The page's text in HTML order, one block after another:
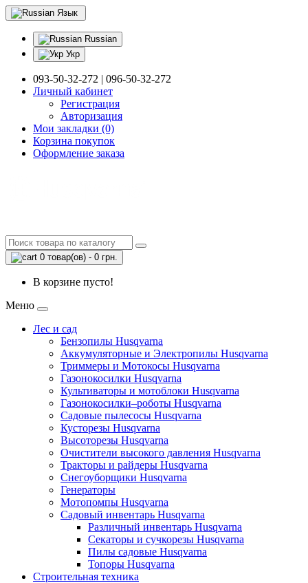
Язык
Russian
Укр
093-50-32-272 | 096-50-32-272
Личный кабинет
Регистрация
Авторизация
Мои закладки (0)
Корзина покупок
Оформление заказа
0 товар(ов) - 0 грн.
В корзине пусто!
Меню
Лес и сад
Бензопилы Husqvarna
Аккумуляторные и Электропилы Нusqvarna
Триммеры и Мотокосы Нusqvarna
Газонокосилки Husqvarna
Культиваторы и мотоблоки Husqvarna
Газонокосилки–роботы Husqvarna
Садовые пылесосы Husqvarna
Кусторезы Husqvarna
Высоторезы Husqvarna
Очистители высокого давления Husqvarna
Тракторы и райдеры Husqvarna
Снегоуборщики Husqvarna
Генераторы
Мотопомпы Husqvarna
Садовый инвентарь Husqvarna
Различный инвентарь Husqvarna
Секаторы и сучкорезы Husqvarna
Пилы садовые Husqvarna
Топоры Husqvarna
Строительная техника